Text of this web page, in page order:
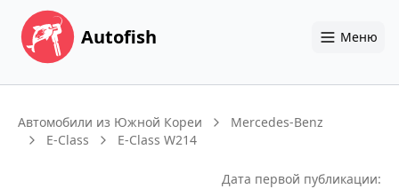
Autofish Меню
Автомобили из Южной Кореи
Mercedes-Benz
E-Class
E-Class W214
Дата первой публикации: